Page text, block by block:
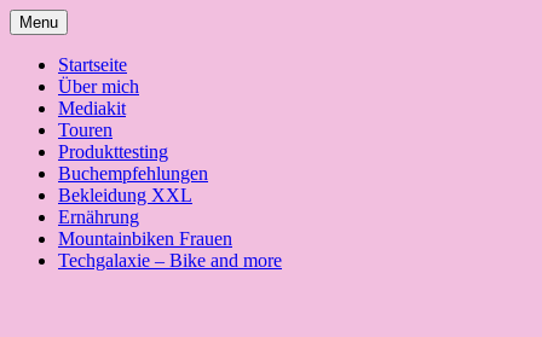
Skip
to
content
Menu
Startseite
Über mich
Mediakit
Touren
Produkttesting
Buchempfehlungen
Bekleidung XXL
Ernährung
Mountainbiken Frauen
Techgalaxie – Bike and more